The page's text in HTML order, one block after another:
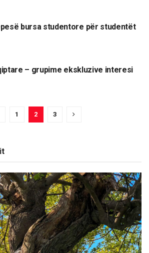
bursa studentore për studentët
– grupime ekskluzive interesi
1 2 3